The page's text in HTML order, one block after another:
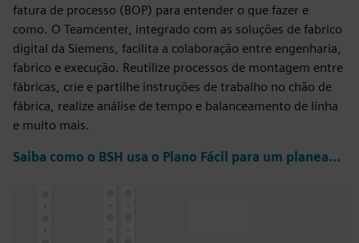
fatura de processo (BOP) para entender o que fazer e
como. O Teamcenter, integrado com as soluções de fabrico
digital da Siemens, facilita a colaboração entre engenharia,
fabrico e execução. Reutilize processos de montagem entre
fábricas, crie e partilhe instruções de trabalho no chão de
fábrica, realize análise de tempo e balanceamento de linha
e muito mais.
Saiba como o BSH usa o Plano Fácil para um planeamento complexo